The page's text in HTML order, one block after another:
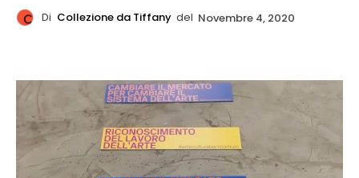
Di Collezione da Tiffany del Novembre 4, 2020